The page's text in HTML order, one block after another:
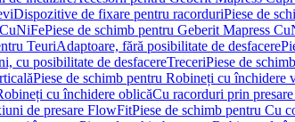
Dispozitive de fixare pentru racorduriPiese de
Piese de schimb pentru Geberit Mapress
TeuriAdaptoare, fără posibilitate de desfacere
cu posibilitate de desfacereTreceriPiese de
Piese de schimb pentru Robineți cu închidere
cu închidere oblicăCu racorduri prin
de presare FlowFitPiese de schimb pentru Cu